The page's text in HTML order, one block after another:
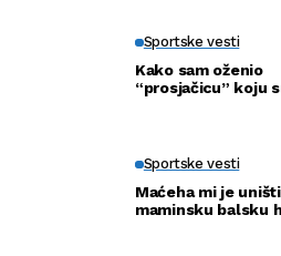
Sportske vesti
Kako sam oženio
“prosjačicu” koju
Sportske vesti
Maćeha mi je
maminsku balsku